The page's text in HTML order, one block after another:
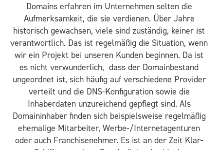
Domains erfahren im Unternehmen selten die
Aufmerksamkeit, die sie verdienen. Über Jahre
historisch gewachsen, viele sind zuständig, keiner ist
verantwortlich. Das ist regelmäßig die Situation, wenn
wir ein Projekt bei unseren Kunden beginnen. Da ist
es nicht verwunderlich, dass der Domainbestand
ungeordnet ist, sich häufig auf verschiedene Provider
verteilt und die DNS-Konfiguration sowie die
Inhaberdaten unzureichend gepflegt sind. Als
Domaininhaber finden sich beispielsweise regelmäßig
ehemalige Mitarbeiter, Werbe-/Internetagenturen
oder auch Franchisenehmer. Es ist an der Zeit Klar-